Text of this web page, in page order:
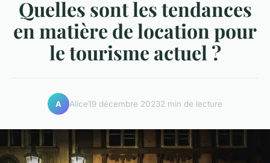
Quelles sont les tendances
en matière de location pour
le tourisme actuel ?
A Alice19 décembre 20232 min de lecture